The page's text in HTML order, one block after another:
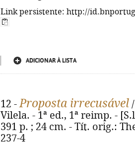
Link persistente: http://
ADICIONAR À LISTA
12 -Proposta irrecusável
Vilela. - 1ª ed., 1ª reimp. -
391 p. ; 24 cm. - Tít. orig.:
237-4